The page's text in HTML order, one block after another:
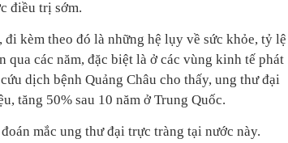
điều trị sớm.
kèm theo đó là những hệ lụy về sức khỏe, tỷ lệ
qua các năm, đặc biệt là ở các vùng kinh tế phát
dịch bệnh Quảng Châu cho thấy, ung thư đại
tăng 50% sau 10 năm ở Trung Quốc.
mắc ung thư đại trực tràng tại nước này.